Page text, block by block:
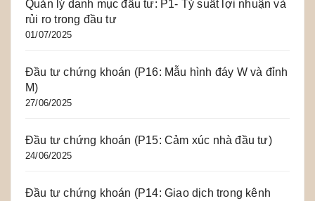
Quản lý danh mục đầu tư: P1- Tỷ suất lợi nhuận và
rủi ro trong đầu tư
01/07/2025
Đầu tư chứng khoán (P16: Mẫu hình đáy W và đỉnh
M)
27/06/2025
Đầu tư chứng khoán (P15: Cảm xúc nhà đầu tư)
24/06/2025
Đầu tư chứng khoán (P14: Giao dịch trong kênh